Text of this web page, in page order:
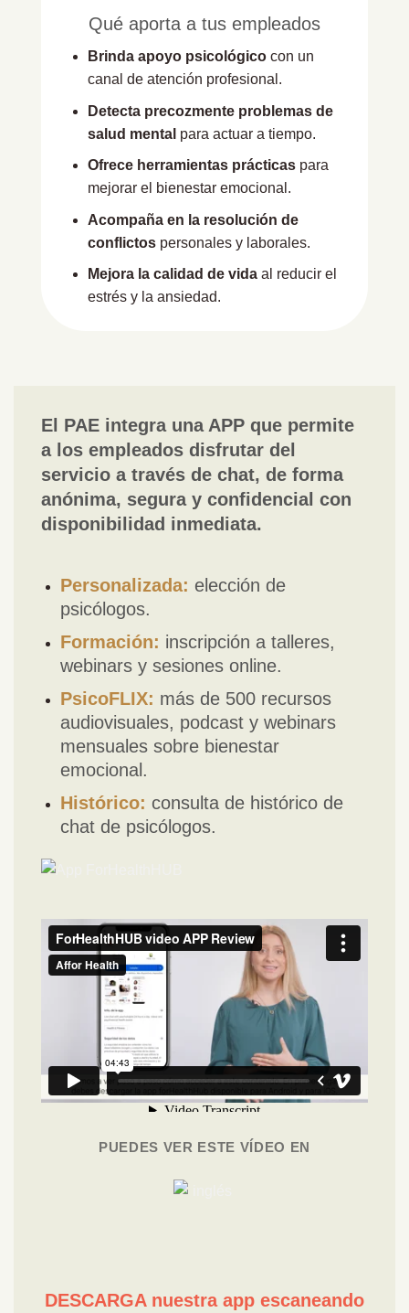
Qué aporta a tus empleados
Brinda apoyo psicológicocon un
canal de atención profesional.
Detecta precozmente problemas de
salud mental para actuar a tiempo.
Ofrece herramientas prácticaspara
mejorar el bienestar emocional.
Acompaña en la resolución de
conflictospersonales y laborales.
Mejora la calidad de vidaal reducir el
estrés y la ansiedad.
El PAE integra una APP que permite
a los empleados disfrutar del
servicio a través de chat, de forma
anónima, segura y confidencial con
disponibilidad inmediata.
Personalizada: elección de
psicólogos.
Formación: inscripción a talleres,
webinars y sesiones online.
PsicoFLIX: más de 500 recursos
audiovisuales, podcast y webinars
mensuales sobre bienestar
emocional.
Histórico: consulta de histórico de
chat de psicólogos.
PUEDES VER ESTE VÍDEO EN
DESCARGA nuestra app escaneando